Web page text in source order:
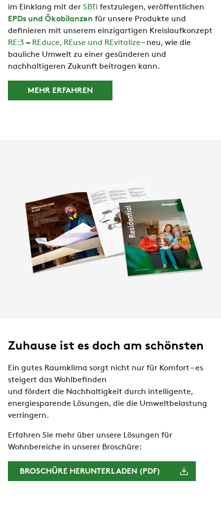
im Einklang mit der SBTi festzulegen, veröffentlichen
EPDs und Ökobilanzen für unsere Produkte und
definieren mit unserem einzigartigen Kreislaufkonzept
RE:3 – REduce, REuse und REvitalize– neu, wie die
bauliche Umwelt zu einer gesünderen und
nachhaltigeren Zukunft beitragen kann.
MEHR ERFAHREN
Zuhause ist es doch am schönsten
Ein gutes Raumklima sorgt nicht nur für Komfort – es
steigert das Wohlbefinden
und fördert die Nachhaltigkeit durch intelligente,
energiesparende Lösungen, die die Umweltbelastung
verringern.
Erfahren Sie mehr über unsere Lösungen für
Wohnbereiche in unserer Broschüre:
BROSCHÜRE HERUNTERLADEN (PDF)